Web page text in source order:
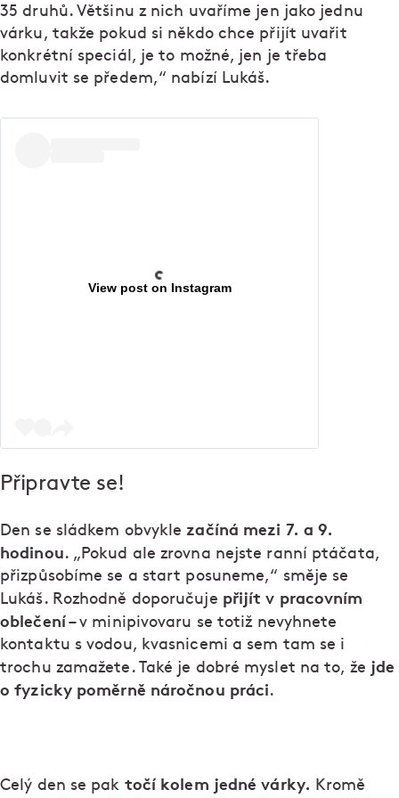
35 druhů. Většinu z nich uvaříme jen jako jednu
várku, takže pokud si někdo chce přijít uvařit
konkrétní speciál, je to možné, jen je třeba
domluvit se předem,“ nabízí Lukáš.
View post on Instagram
Připravte se!
Den se sládkem obvykle začíná mezi 7. a 9.
hodinou. „Pokud ale zrovna nejste ranní ptáčata,
přizpůsobíme se a start posuneme,“ směje se
Lukáš. Rozhodně doporučuje přijít v pracovním
oblečení– v minipivovaru se totiž nevyhnete
kontaktu s vodou, kvasnicemi a sem tam se i
trochu zamažete. Také je dobré myslet na to, že jde
o fyzicky poměrně náročnou práci.
Celý den se pak točí kolem jedné várky. Kromě